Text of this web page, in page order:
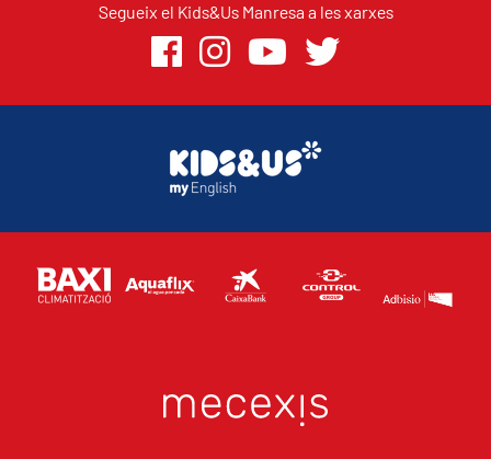
Segueix el Kids&Us Manresa a les xarxes